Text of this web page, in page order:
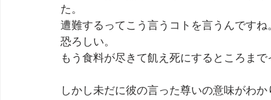
た。
遭難するってこう言うコトを言うんですね
恐ろしい。
もう食料が尽きて飢え死にするところま
しかし未だに彼の言った尊いの意味がわ